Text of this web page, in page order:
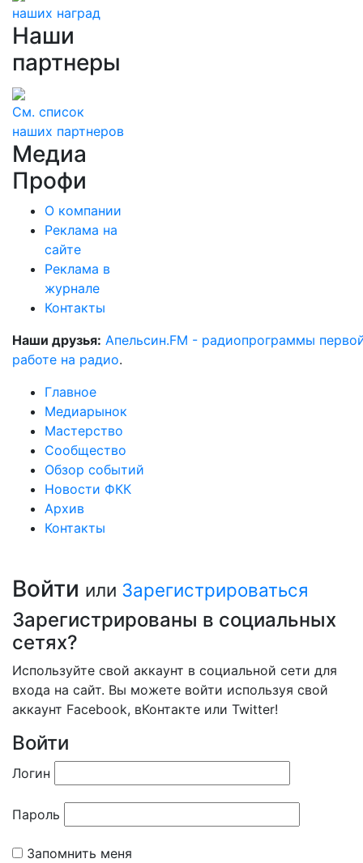
наших наград
Наши
партнеры
См. список
наших партнеров
Медиа
Профи
О компании
Реклама на
сайте
Реклама в
журнале
Контакты
Наши друзья: Апельсин.FM - радиопрограммы
работе на радио.
Главное
Медиарынок
Мастерство
Сообщество
Обзор событий
Новости ФКК
Архив
Контакты
Войти или Зарегистрироваться
Зарегистрированы в социальных
сетях?
Используйте свой аккаунт в социальной сети для
входа на сайт. Вы можете войти используя свой
аккаунт Facebook, вКонтакте или Twitter!
Войти
Логин
Пароль
Запомнить меня